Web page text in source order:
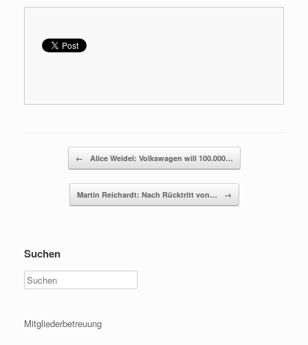
Beitragsnavigation
← Alice Weidel: Volkswagen will 100.000…
Martin Reichardt: Nach Rücktritt von… →
Suchen
Mitgliederbetreuung